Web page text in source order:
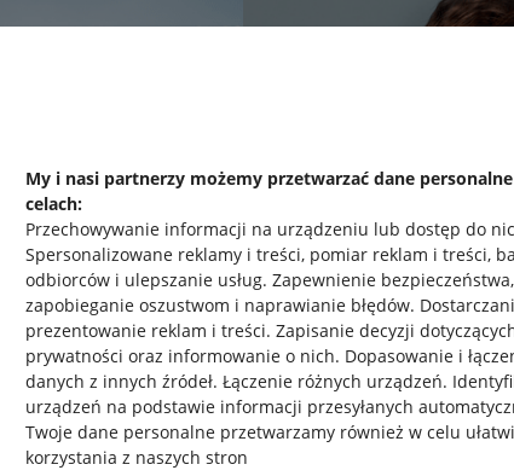
My i nasi partnerzy możemy przetwarzać dane
celach:
Przechowywanie informacji na urządzeniu lub dostęp do
Spersonalizowane reklamy i treści, pomiar reklam i treści,
odbiorców i ulepszanie usług. Zapewnienie bezpieczeństwa,
zapobieganie oszustwom i naprawianie błędów.
prezentowanie reklam i treści. Zapisanie decyzji
prywatności oraz informowanie o nich. Dopasowanie i
danych z innych źródeł. Łączenie różnych urządzeń.
urządzeń na podstawie informacji przesyłanych
Twoje dane personalne przetwarzamy również w celu
korzystania z naszych stron
Pobierz aplikację